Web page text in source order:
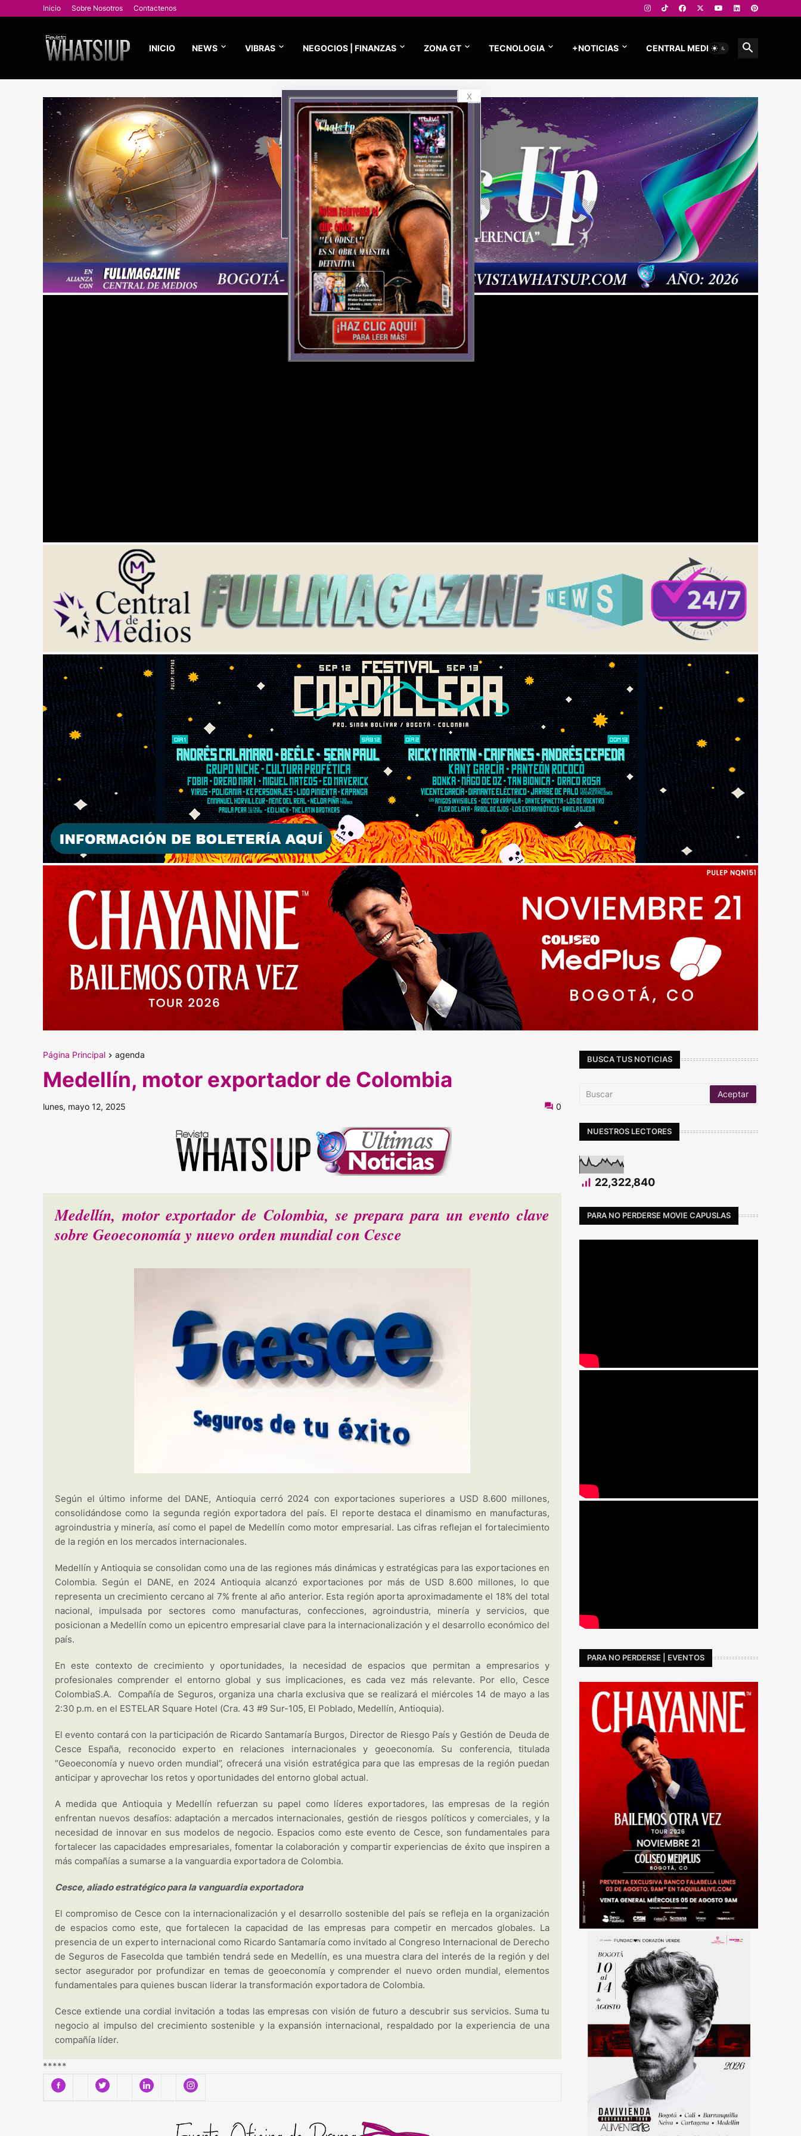
Inicio Sobre Nosotros Contactenos
INICIO NEWS VIBRAS NEGOCIOS | FINANZAS ZONA GT TECNOLOGIA +NOTICIAS CENTRAL MEDIOS
Página Principal agenda
Medellín, motor exportador de Colombia
lunes, mayo 12, 2025 0
Medellín, motor exportador de Colombia, se prepara para un evento clave
sobre Geoeconomía y nuevo orden mundial con Cesce
Según el último informe del DANE, Antioquia cerró 2024 con exportaciones superiores a USD 8.600 millones,
consolidándose como la segunda región exportadora del país. El reporte destaca el dinamismo en manufacturas,
agroindustria y minería, así como el papel de Medellín como motor empresarial. Las cifras reflejan el fortalecimiento
de la región en los mercados internacionales.
Medellín y Antioquia se consolidan como una de las regiones más dinámicas y estratégicas para las exportaciones en
Colombia. Según el DANE, en 2024 Antioquia alcanzó exportaciones por más de USD 8.600 millones, lo que
representa un crecimiento cercano al 7% frente al año anterior. Esta región aporta aproximadamente el 18% del total
nacional, impulsada por sectores como manufacturas, confecciones, agroindustria, minería y servicios, que
posicionan a Medellín como un epicentro empresarial clave para la internacionalización y el desarrollo económico del
país.
En este contexto de crecimiento y oportunidades, la necesidad de espacios que permitan a empresarios y
profesionales comprender el entorno global y sus implicaciones, es cada vez más relevante. Por ello, Cesce
ColombiaS.A. Compañía de Seguros, organiza una charla exclusiva que se realizará el miércoles 14 de mayo a las
2:30 p.m. en el ESTELAR Square Hotel (Cra. 43 #9 Sur-105, El Poblado, Medellín, Antioquia).
El evento contará con la participación de Ricardo Santamaría Burgos, Director de Riesgo País y Gestión de Deuda de
Cesce España, reconocido experto en relaciones internacionales y geoeconomía. Su conferencia, titulada
“Geoeconomía y nuevo orden mundial”, ofrecerá una visión estratégica para que las empresas de la región puedan
anticipar y aprovechar los retos y oportunidades del entorno global actual.
A medida que Antioquia y Medellín refuerzan su papel como líderes exportadores, las empresas de la región
enfrentan nuevos desafíos: adaptación a mercados internacionales, gestión de riesgos políticos y comerciales, y la
necesidad de innovar en sus modelos de negocio. Espacios como este evento de Cesce, son fundamentales para
fortalecer las capacidades empresariales, fomentar la colaboración y compartir experiencias de éxito que inspiren a
más compañías a sumarse a la vanguardia exportadora de Colombia.
Cesce, aliado estratégico para la vanguardia exportadora
El compromiso de Cesce con la internacionalización y el desarrollo sostenible del país se refleja en la organización
de espacios como este, que fortalecen la capacidad de las empresas para competir en mercados globales. La
presencia de un experto internacional como Ricardo Santamaría como invitado al Congreso Internacional de Derecho
de Seguros de Fasecolda que también tendrá sede en Medellín, es una muestra clara del interés de la región y del
sector asegurador por profundizar en temas de geoeconomía y comprender el nuevo orden mundial, elementos
fundamentales para quienes buscan liderar la transformación exportadora de Colombia.
Cesce extiende una cordial invitación a todas las empresas con visión de futuro a descubrir sus servicios. Suma tu
negocio al impulso del crecimiento sostenible y la expansión internacional, respaldado por la experiencia de una
compañía líder.
*****
BUSCA TUS NOTICIAS
NUESTROS LECTORES
22,322,840
PARA NO PERDERSE MOVIE CAPUSLAS
PARA NO PERDERSE | EVENTOS
x